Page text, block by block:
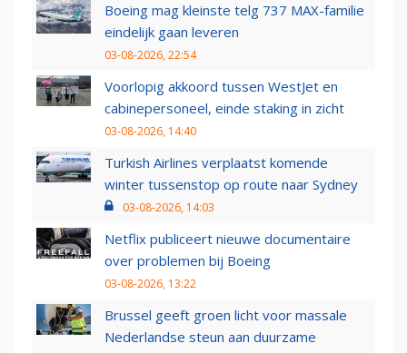
Boeing mag kleinste telg 737 MAX-familie
eindelijk gaan leveren
03-08-2026, 22:54
Voorlopig akkoord tussen WestJet en
cabinepersoneel, einde staking in zicht
03-08-2026, 14:40
Turkish Airlines verplaatst komende
winter tussenstop op route naar Sydney
03-08-2026, 14:03
Netflix publiceert nieuwe documentaire
over problemen bij Boeing
03-08-2026, 13:22
Brussel geeft groen licht voor massale
Nederlandse steun aan duurzame